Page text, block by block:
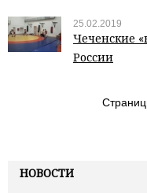
НОВОСТИ
25.02.2019
Чеченские
России